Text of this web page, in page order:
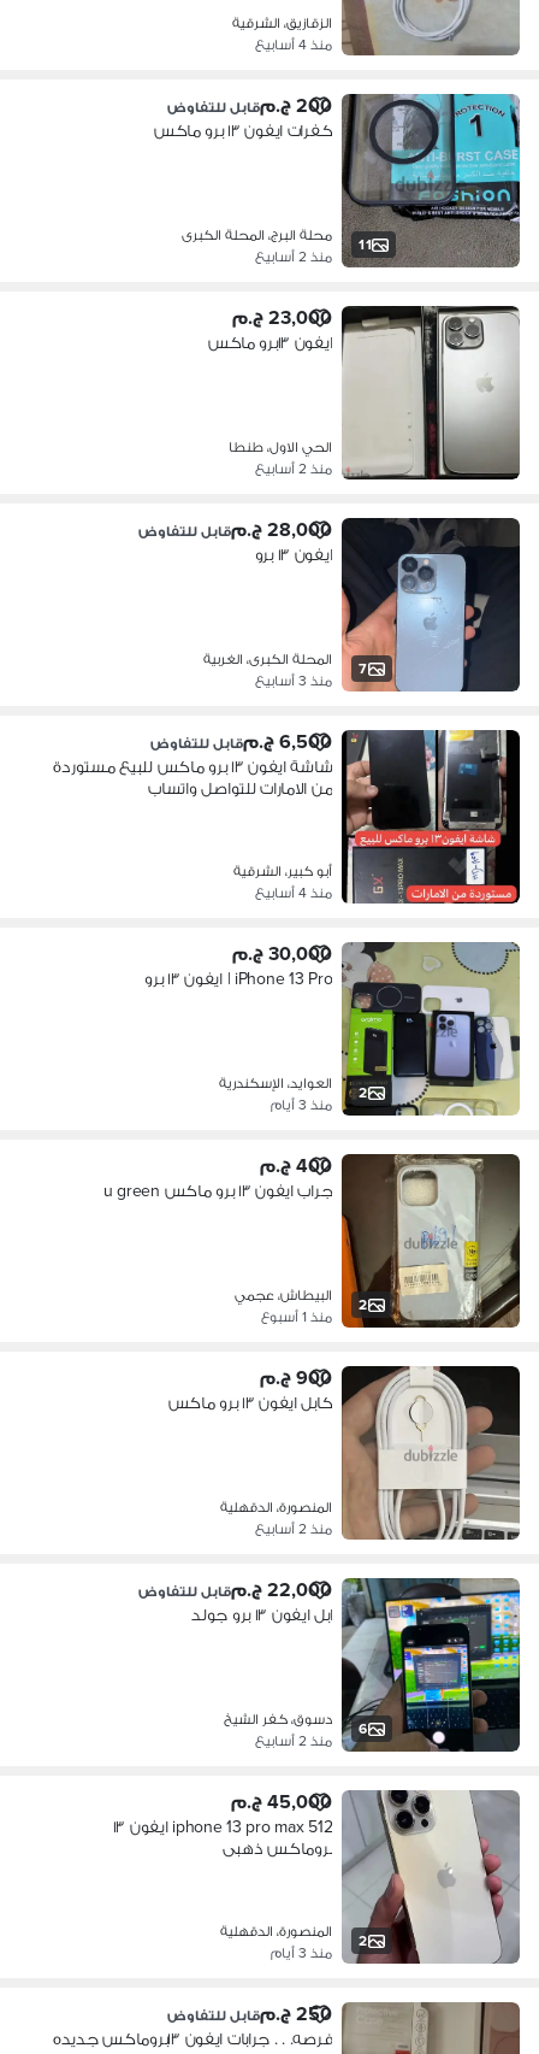
الزقازيق، الشرقية
منذ 4 أسابيع
11
200 ج.م قابل للتفاوض
كفرات ايفون ١٣ برو ماكس
محلة البرج، المحلة الكبرى
منذ 2 أسابيع
23,000 ج.م
ايفون ١٣برو ماكس
الحي الاول، طنطا
منذ 2 أسابيع
7
28,000 ج.م قابل للتفاوض
ايفون ١٣ برو
المحلة الكبرى، الغربية
منذ 3 أسابيع
6,500 ج.م قابل للتفاوض
شاشة ايفون ١٣ برو ماكس للبيع مستوردة
من الامارات للتواصل واتساب
أبو كبير، الشرقية
منذ 4 أسابيع
2
30,000 ج.م
iPhone 13 Pro | ايفون ١٣ برو
العوايد، الإسكندرية
منذ 3 أيام
2
400 ج.م
جراب ايفون ١٣ برو ماكس u green
البيطاش، عجمي
منذ 1 أسبوع
900 ج.م
كابل ايفون ١٣ برو ماكس
المنصورة، الدقهلية
منذ 2 أسابيع
6
22,000 ج.م قابل للتفاوض
ابل ايفون ١٣ برو جولد
دسوق، كفر الشيخ
منذ 2 أسابيع
2
45,000 ج.م
iphone 13 pro max 512 ايفون ١٣
بروماكس ذهبى
المنصورة، الدقهلية
منذ 3 أيام
250 ج.م قابل للتفاوض
فرصه. . . جرابات ايفون ١٣بروماكس جديده